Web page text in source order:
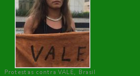
Protestas contra VALE, Brasil